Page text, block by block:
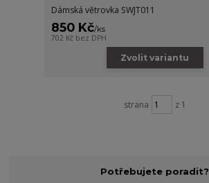
Dámská větrovka SWJT011
850 Kč/ks
702 Kč bez DPH
Zvolit variantu
strana z 1
Potřebujete poradit?